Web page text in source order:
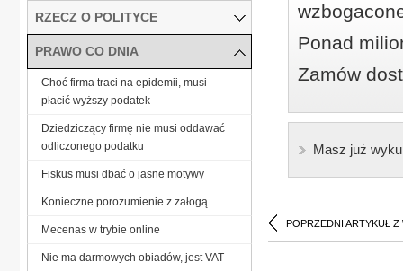
Ponad
Zamów
Masz już
POPRZEDNI ARTYKUŁ Z
RZECZ O POLITYCE
PRAWO CO DNIA
Choć firma traci na epidemii, musi
płacić wyższy podatek
Dziedziczący firmę nie musi oddawać
odliczonego podatku
Fiskus musi dbać o jasne motywy
Konieczne porozumienie z załogą
Mecenas w trybie online
Nie ma darmowych obiadów, jest VAT